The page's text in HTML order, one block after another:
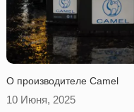
O производителе Camel
10 Июня, 2025